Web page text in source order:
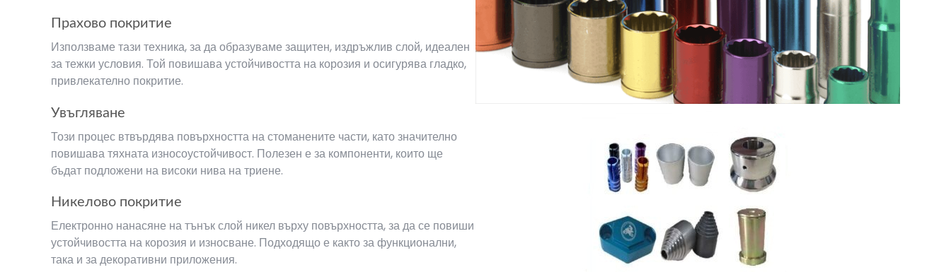
Прахово покритие
Използваме тази техника, за да образуваме защитен, издръжлив слой, идеален
за тежки условия. Той повишава устойчивостта на корозия и осигурява гладко,
привлекателно покритие.
Увъгляване
Този процес втвърдява повърхността на стоманените части, като значително
повишава тяхната износоустойчивост. Полезен е за компоненти, които ще
бъдат подложени на високи нива на триене.
Никелово покритие
Електронно нанасяне на тънък слой никел върху повърхността, за да се повиши
устойчивостта на корозия и износване. Подходящо е както за функционални,
така и за декоративни приложения.